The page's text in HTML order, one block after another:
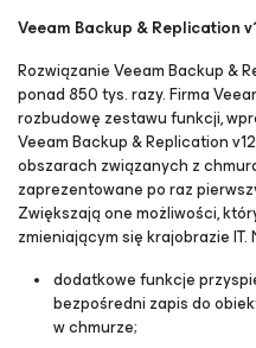
Veeam Backup & Replication
Rozwiązanie Veeam Backup &
ponad 850 tys. razy. Firma
rozbudowę zestawu funkcji,
Veeam Backup & Replication
obszarach związanych z
zaprezentowane po raz
Zwiększają one możliwości,
zmieniającym się krajobrazie
dodatkowe funkcje
bezpośredni zapis do
w chmurze;